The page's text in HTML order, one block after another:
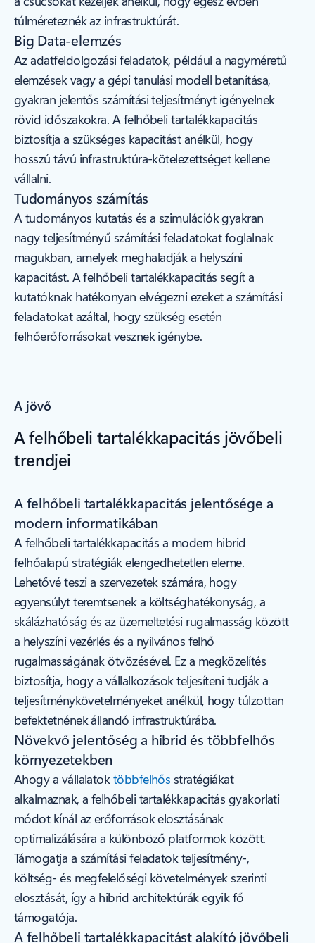
túlméreteznék az infrastruktúrát.
Big Data-elemzés
Az adatfeldolgozási feladatok, például a nagyméretű
elemzések vagy a gépi tanulási modell betanítása,
gyakran jelentős számítási teljesítményt igényelnek
rövid időszakokra. A felhőbeli tartalékkapacitás
biztosítja a szükséges kapacitást anélkül, hogy
hosszú távú infrastruktúra-kötelezettséget kellene
vállalni.
Tudományos számítás
A tudományos kutatás és a szimulációk gyakran
nagy teljesítményű számítási feladatokat foglalnak
magukban, amelyek meghaladják a helyszíni
kapacitást. A felhőbeli tartalékkapacitás segít a
kutatóknak hatékonyan elvégezni ezeket a számítási
feladatokat azáltal, hogy szükség esetén
felhőerőforrásokat vesznek igénybe.
A jövő
A felhőbeli tartalékkapacitás jövőbeli
trendjei
A felhőbeli tartalékkapacitás jelentősége a
modern informatikában
A felhőbeli tartalékkapacitás a modern hibrid
felhőalapú stratégiák elengedhetetlen eleme.
Lehetővé teszi a szervezetek számára, hogy
egyensúlyt teremtsenek a költséghatékonyság, a
skálázhatóság és az üzemeltetési rugalmasság között
a helyszíni vezérlés és a nyilvános felhő
rugalmasságának ötvözésével. Ez a megközelítés
biztosítja, hogy a vállalkozások teljesíteni tudják a
teljesítménykövetelményeket anélkül, hogy túlzottan
befektetnének állandó infrastruktúrába.
Növekvő jelentőség a hibrid és többfelhős
környezetekben
Ahogy a vállalatoktöbbfelhős stratégiákat
alkalmaznak, a felhőbeli tartalékkapacitás gyakorlati
módot kínál az erőforrások elosztásának
optimalizálására a különböző platformok között.
Támogatja a számítási feladatok teljesítmény-,
költség- és megfelelőségi követelmények szerinti
elosztását, így a hibrid architektúrák egyik fő
támogatója.
A felhőbeli tartalékkapacitást alakító jövőbeli